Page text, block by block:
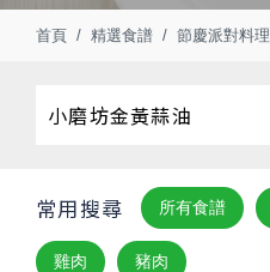
首頁 精選食譜 節慶派對料理
常用搜尋 所有食譜
雞肉 豬肉